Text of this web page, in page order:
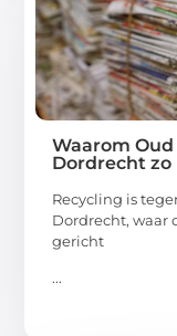
Waarom
Dordrecht
Recycling is
Dordrecht, waar
gericht
...